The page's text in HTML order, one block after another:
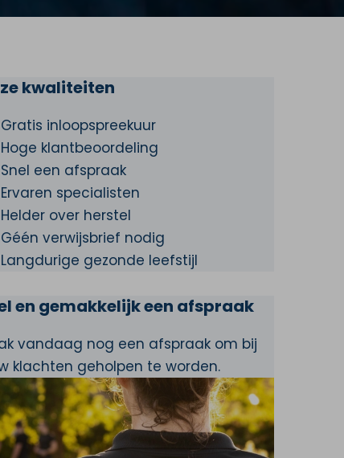
kwaliteiten
Gratis inloopspreekuur
Hoge klantbeoordeling
Snel een afspraak
Ervaren specialisten
Helder over herstel
Géén verwijsbrief nodig
Langdurige gezonde leefstijl
en gemakkelijk een afspraak
vandaag nog een afspraak om bij
klachten geholpen te worden.